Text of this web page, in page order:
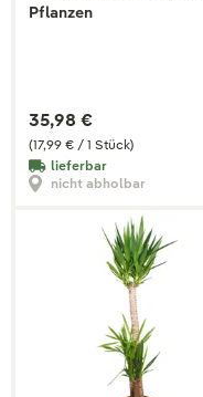
Pflanzen
(17,99 € / 1 Stück)
35,98 €
lieferbar
nicht abholbar